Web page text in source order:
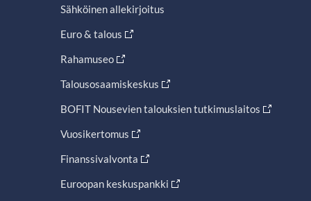
Sähköinen allekirjoitus
Euro & talous
Rahamuseo
Talousosaamiskeskus
BOFIT Nousevien talouksien tutkimuslaitos
Vuosikertomus
Finanssivalvonta
Euroopan keskuspankki